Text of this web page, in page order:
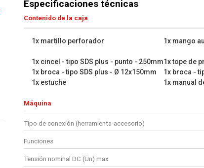
Tasa
Par
¿Qué es
1x
1x
1x
1x
Especificaciones técnicas
Contenido de la caja
1x martillo perforador 1x mango
1x cincel - tipo SDS plus - punto - 250mm1x tope de
1x broca - tipo SDS plus - Ø 12x150mm
1x broca -
1x estuche
1x manual
Máquina
Tipo de conexión (herramienta-accesorio)
Funciones
Tensión nominal DC (Un) max